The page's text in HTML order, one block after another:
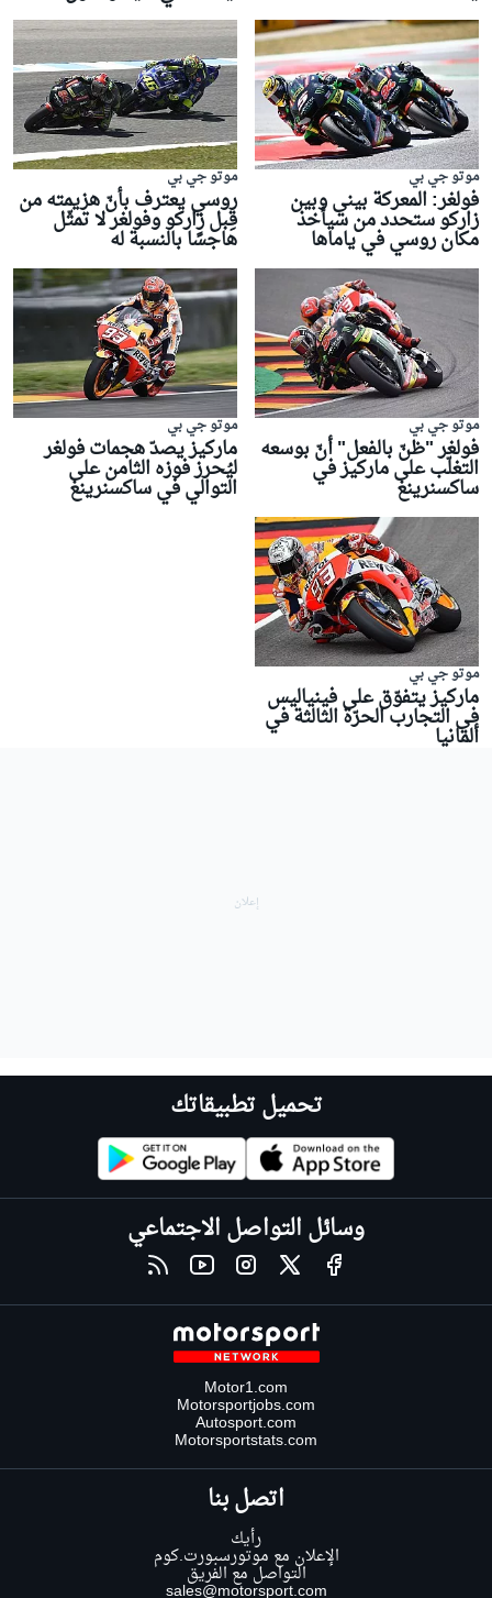
موتو جي بي
فولغر: المعركة بيني وبين
زاركو ستحدد من سيأخذ
مكان روسي في ياماها
موتو جي بي
روسي يعترف بأنّ هزيمته من
قِبل زاركو وفولغر لا تمثّل
هاجسًا بالنسبة له
موتو جي بي
فولغر "ظنّ بالفعل" أنّ بوسعه
التغلّب على ماركيز في
ساكسنرينغ
موتو جي بي
ماركيز يصدّ هجمات فولغر
ليُحرز فوزه الثامن على
التوالي في ساكسنرينغ
موتو جي بي
ماركيز يتفوّق على فينياليس
في التجارب الحرّة الثالثة في
ألمانيا
تحميل تطبيقاتك
وسائل التواصل الاجتماعي
Motor1.com
Motorsportjobs.com
Autosport.com
Motorsportstats.com
اتصل بنا
رأيك
الإعلان مع موتورسبورت.كوم
التواصل مع الفريق